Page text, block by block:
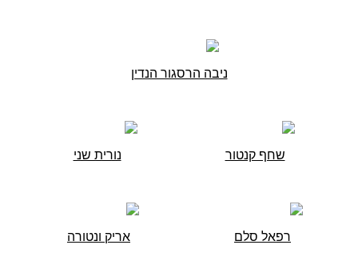
ניבה הרסגור הנדין
שחף קנטור נורית שני
רפאל סלם אריק ונטורה